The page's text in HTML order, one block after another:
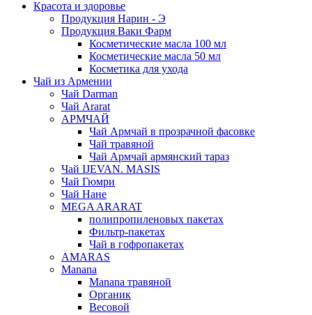
Красота и здоровье
Продукция Нарин - Э
Продукция Ваки Фарм
Косметические масла 100 мл
Косметические масла 50 мл
Косметика для ухода
Чай из Армении
Чай Darman
Чай Ararat
АРМЧАЙ
Чай Армчай в прозрачной фасовке
Чай травяной
Чай Армчай армянский тараз
Чай IJEVAN. MASIS
Чай Гюмри
Чай Нане
MEGA ARARAT
полипропиленовых пакетах
Фильтр-пакетах
Чай в гофропакетах
AMARAS
Manana
Manana травяной
Органик
Весовой